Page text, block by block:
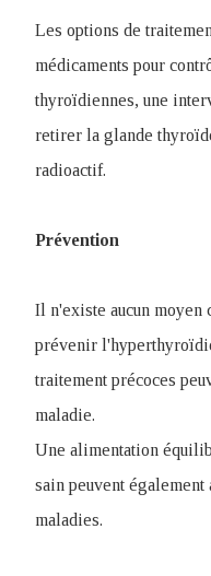
Les options de
médicaments pour
thyroïdiennes, une
retirer la glande
radioactif.
Prévention
Il n'existe aucun moyen
prévenir
traitement précoces
maladie.
Une alimentation
sain peuvent
maladies.